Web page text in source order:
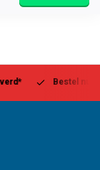
Bestel nu,